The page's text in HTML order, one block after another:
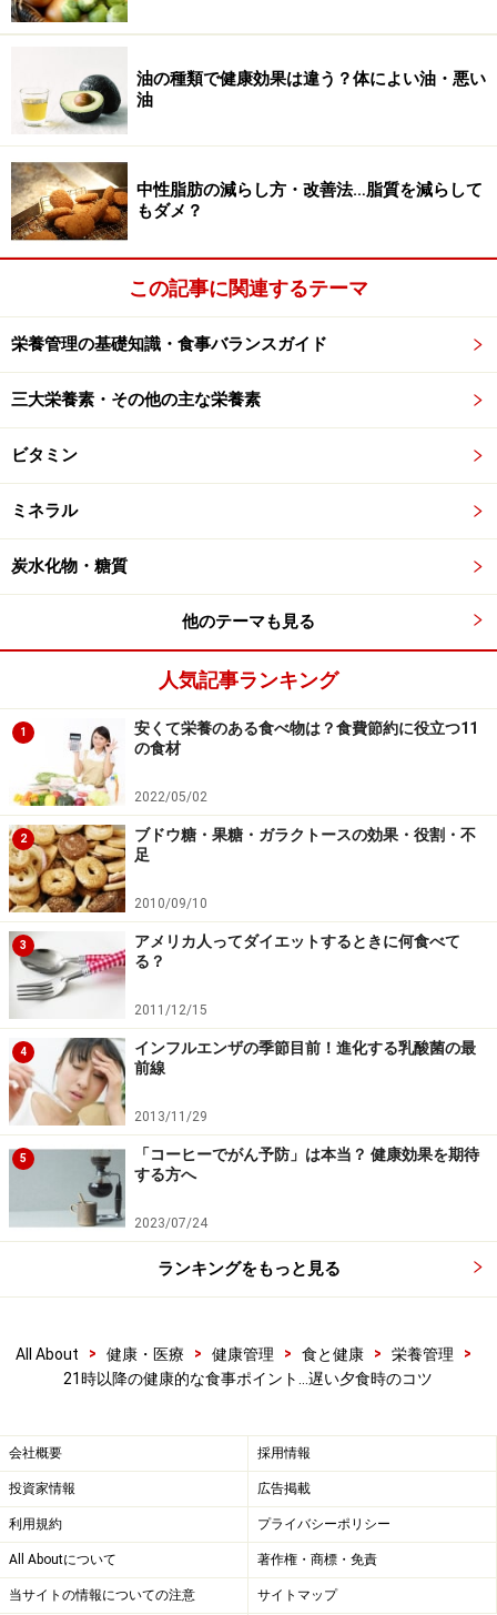
など脂質の多い食事は避けるようにしてください。夕飯
質は多くは必要ありません。夕食は、１日の活動で消費
された栄養を補うためと考えて、食べ過ぎないようにす
るのがポイントです。
当然ですが、夕食時にはアルコールも控えめにするのが
理想的。冷たい飲み物は内臓の休息モードに逆行するの
で、一日の終わりに近い時間帯は、飲み物は温かいもの
をとるようにしましょう。
遅い時間に夕食や夜食をとるときの注意点
すめです。分食はその字の通り、食事を分割して食べる
ということです。夕食までのつなぎとして、17～18時く
でに長く時間があくと、血糖値が低下してしまいます。
分食はこれを防止し、帰宅後遅い時間の食べ過ぎを防ぐ
軽い食事には、おにぎりやサンドイッチなど、糖質をメ
インにしてもかまいません。片手で食べられるようなバ
ータイプの栄養調整食品を活用するのもよいでしょう。
もちろん帰宅後の夕食も軽くします。
なお、20時を過ぎると活動量の低下に伴い、糖質が余り
がちになるため、脂肪に変わりやすくなります。夜遅い
食事には糖質の多いものは控え、メニューは野菜を中心
にしましょう。野菜は消化をよくするために、汁物や煮
た物がよいでしょう。低カロリーのものを選ぶと、内臓
への負担も少なくなります。小腹がすいたときの夜食
は、手軽な麺類やお茶漬けなどになりがちですが、ビタ
ミンやミネラルを含む野菜を意識的に食べるようにしま
しょう。（監修：
※記事内容は執筆時点のものです。最新の内容をご確認くださ
い。
※当サイトにおける医師・医療従事者等による情報の提供は、診
断・治療行為ではありません。診断・治療を必要とする方は、適
切な医療機関での受診をおすすめいたします。記事内容は執筆者
個人の見解によるものであり、全ての方への有効性を保証するも
のではありません。当サイトで提供する情報に基づいて被ったい
かなる損害についても、当社、各ガイド、その他当社と契約した
情報提供者は一切の責任を負いかねます。
油の種類で健康効果は違う？体によい油・悪い
油
中性脂肪の減らし方・改善法…脂質を減らして
もダメ？
この記事に関連するテーマ
栄養管理の基礎知識・食事バランスガイド
三大栄養素・その他の主な栄養素
ビタミン
ミネラル
炭水化物・糖質
他のテーマも見る
人気記事ランキング
1
安くて栄養のある食べ物は？食費節約に役立つ11
の食材
2022/05/02
2
ブドウ糖・果糖・ガラクトースの効果・役割・不
足
2010/09/10
3
アメリカ人ってダイエットするときに何食べて
る？
2011/12/15
4
インフルエンザの季節目前！進化する乳酸菌の最
前線
2013/11/29
5
「コーヒーでがん予防」は本当？ 健康効果を期待
する方へ
2023/07/24
ランキングをもっと見る
All About > 健康・医療 > 健康管理 > 食と健康 > 栄養管理
>
21時以降の健康的な食事ポイント…遅い夕食時のコツ
会社概要 採用情報
投資家情報 広告掲載
利用規約 プライバシーポリシー
All Aboutについて 著作権・商標・免責
当サイトの情報についての注意 サイトマップ